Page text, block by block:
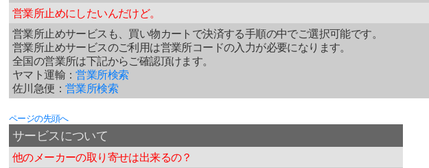
営業所止めにしたいんだけど。
営業所止めサービスも、買い物カートで決済する手順の中でご選択可能です。
営業所止めサービスのご利用は営業所コードの入力が必要になります。
全国の営業所は下記からご確認頂けます。
ヤマト運輸：営業所検索
佐川急便： 営業所検索
ページの先頭へ
サービスについて
他のメーカーの取り寄せは出来るの？